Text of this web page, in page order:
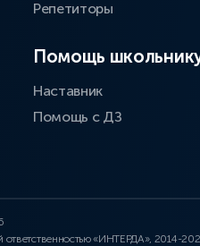
Репетиторы
Помощь
Наставник
Помощь с ДЗ
«ИНТЕРДА», 2014-